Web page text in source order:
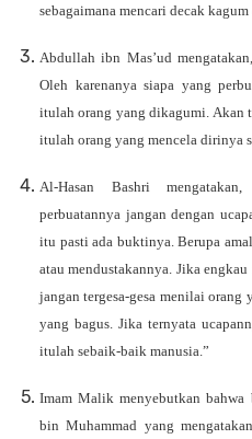
sebagaimana mencari decak
Abdullah ibn Mas’ud
Oleh karenanya siapa yang
itulah orang yang dikagumi. Akan
itulah orang yang mencela dirinya
Al-Hasan Bashri
perbuatannya jangan dengan
itu pasti ada buktinya. Berupa
atau mendustakannya. Jika
jangan tergesa-gesa menilai orang
yang bagus. Jika ternyata
itulah sebaik-baik manusia.”
Imam Malik menyebutkan bahwa
bin Muhammad yang